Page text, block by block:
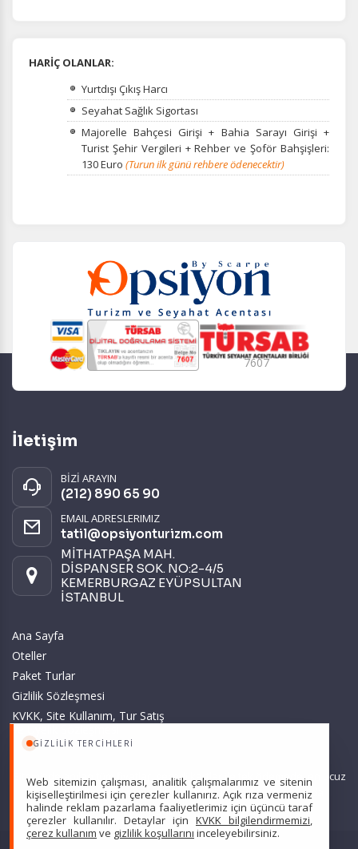
GIZLILIK TERCIHLERI
Web sitemizin çalışması, analitik çalışmalarımız ve sitenin
kişiselleştirilmesi için çerezler kullanırız. Açık rıza vermeniz
halinde reklam pazarlama faaliyetlerimiz için üçüncü taraf
çerezler kullanılır. Detaylar için KVKK bilgilendirmemizi,
çerez kullanım ve gizlilik koşullarını inceleyebilirsiniz.
HARİÇ OLANLAR:
Yurtdışı Çıkış Harcı
Seyahat Sağlık Sigortası
Majorelle Bahçesi Girişi + Bahia Sarayı Girişi +
Turist Şehir Vergileri + Rehber ve Şoför Bahşişleri:
130 Euro (Turun ilk günü rehbere ödenecektir)
7607
İletişim
BİZİ ARAYIN
(212) 890 65 90
EMAIL ADRESLERIMIZ
tatil@opsiyonturizm.com
MİTHATPAŞA MAH.
DİSPANSER SOK. NO:2-4/5
KEMERBURGAZ EYÜPSULTAN
İSTANBUL
Ana Sayfa
Oteller
Paket Turlar
Gizlilik Sözleşmesi
KVKK, Site Kullanım, Tur Satış
ve Üyelik Sözleşmesi
Sitemizde anılan tüm fiyatlar, geçerli kartlar ile tek ödemede, en ucuz
başlangıç fiyatlardır ve yeterli kontenjan olması durumunda
geçerlidir.